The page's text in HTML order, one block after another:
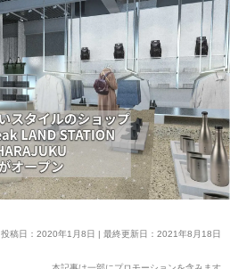
投稿日：2020年1月8日 | 最終更新日：2021年8月18日